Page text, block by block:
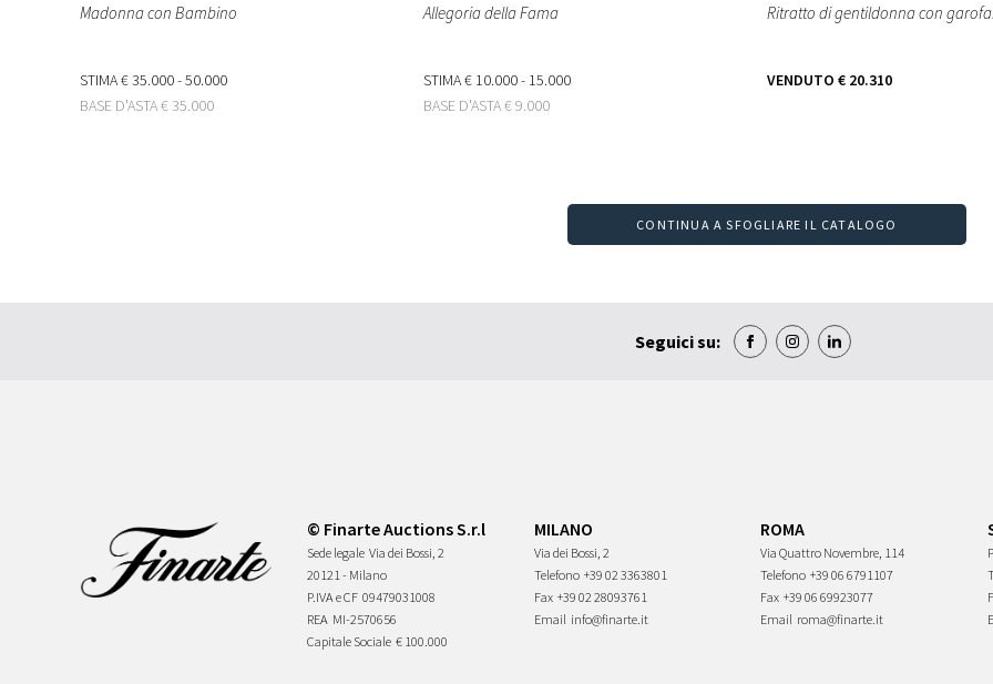
Madonna con Bambino
STIMA€ 35.000 - 50.000
BASE D'ASTA€ 35.000
Allegoria della Fama
STIMA€ 10.000 - 15.000
BASE D'ASTA€ 9.000
Ritratto di gentildonna con
VENDUTO € 20.310
CONTINUA A SFOGLIARE IL CATALOGO
Seguici su:
© Finarte Auctions S.r.l
Sede legale Via dei Bossi, 2
20121 - Milano
P.IVA e CF 09479031008
REA MI-2570656
Capitale Sociale € 100.000
MILANO
Via dei Bossi, 2
Telefono +39 02 3363801
Fax +39 02 28093761
Email info@finarte.it
ROMA
Via Quattro Novembre, 114
Telefono +39 06 6791107
Fax +39 06 69923077
Email roma@finarte.it